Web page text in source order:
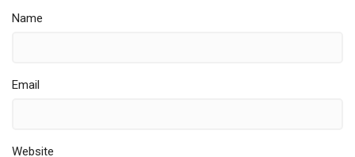
Name
Email
Website